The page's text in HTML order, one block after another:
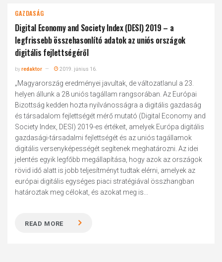
GAZDASÁG
Digital Economy and Society Index (DESI) 2019 – a
legfrissebb összehasonlító adatok az uniós országok
digitális fejlettségéről
byredaktor 2019. június 16.
„Magyarország eredményei javultak, de változatlanul a 23.
helyen állunk a 28 uniós tagállam rangsorában. Az Európai
Bizottság kedden hozta nyilvánosságra a digitális gazdaság
és társadalom fejlettségét mérő mutató (Digital Economy and
Society Index, DESI) 2019-es értékeit, amelyek Európa digitális
gazdasági-társadalmi fejlettségét és az uniós tagállamok
digitális versenyképességét segítenek meghatározni. Az idei
jelentés egyik legfőbb megállapítása, hogy azok az országok
rövid idő alatt is jobb teljesítményt tudtak elérni, amelyek az
európai digitális egységes piaci stratégiával összhangban
határoztak meg célokat, és azokat meg is...
READ MORE